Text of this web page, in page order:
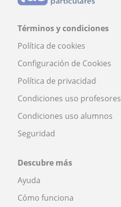
Términos y condiciones
Política de cookies
Configuración de Cookies
Política de privacidad
Condiciones uso profesores
Condiciones uso alumnos
Seguridad
Descubre más
Ayuda
Cómo funciona